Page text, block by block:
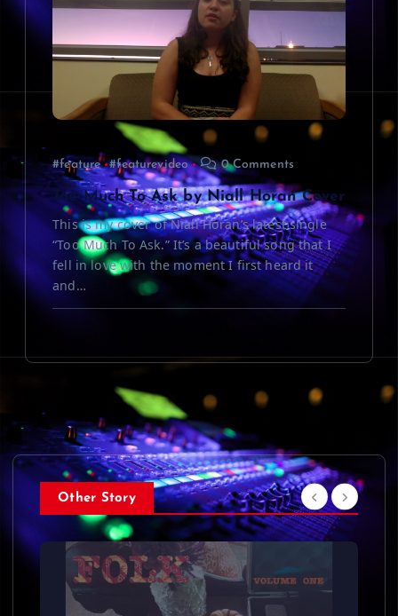
#feature #featurevideo 0 Comments
Too Much To Ask by Niall Horan Cover
This is my cover of Niall Horan’s latest single
“Too Much To Ask.” It’s a beautiful song that I
fell in love with the moment I first heard it
and…
Other Story